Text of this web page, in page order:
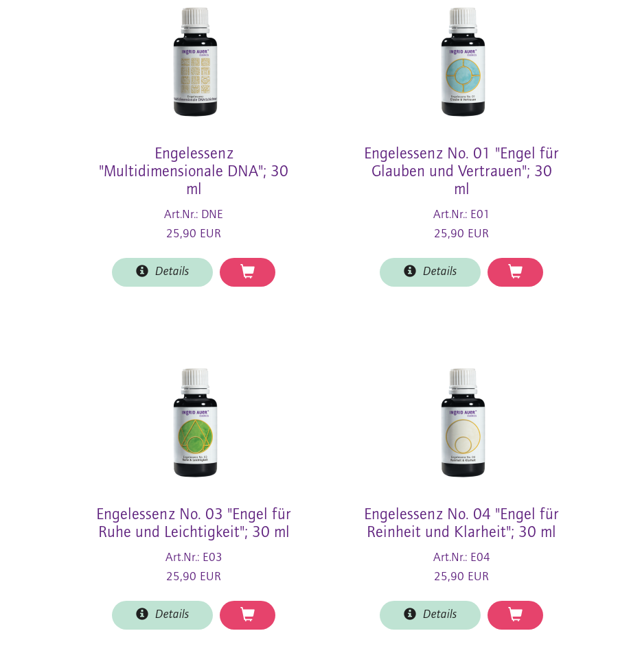
Engelessenz
"Multidimensionale DNA"; 30
ml
Art.Nr.: DNE
25,90 EUR
Details
Engelessenz No. 01 "Engel für
Glauben und Vertrauen"; 30
ml
Art.Nr.: E01
25,90 EUR
Details
Engelessenz No. 03 "Engel für
Ruhe und Leichtigkeit"; 30 ml
Art.Nr.: E03
25,90 EUR
Details
Engelessenz No. 04 "Engel für
Reinheit und Klarheit"; 30 ml
Art.Nr.: E04
25,90 EUR
Details